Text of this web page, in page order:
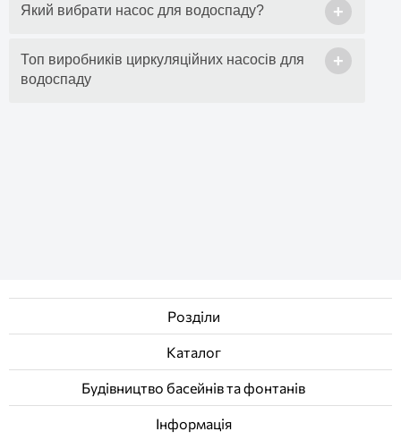
Kripsol Насоси
Emaux Насоси
+
Який вибрати насос для водоспаду?
+
Топ виробників циркуляційних насосів для
водоспаду
Розділи
Каталог
Будівництво басейнів та фонтанів
Інформація